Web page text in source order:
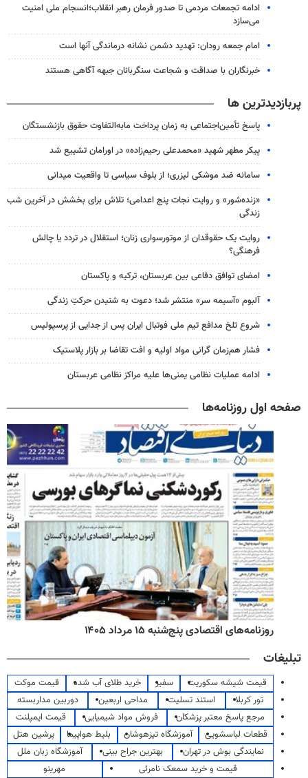
ادامه تجمعات مردمی تا صدور فرمان رهبر انقلاب؛انسجام ملی امنیت‌
می‌سازد
امام جمعه رودان: تهدید دشمن نشانه درماندگی آنها است
خبرنگاران با صداقت و شجاعت سنگربانان جبهه آگاهی هستند
پربازدیدترین ها
پاسخ تأمین‌اجتماعی به زمان پرداخت مابه‌التفاوت حقوق بازنشستگان
پیکر مطهر شهید «محمدعلی رحیم‌زاده» در اورامان تشییع شد
سامانه ضد موشکی لیزری؛ از بلوف سیاسی تا واقعیت میدانی
«زنده‌شور» و روایت نجات پنج اعدامی؛ تلاش برای بخشش در آخرین شب
زندگی
روایت یک حقوقدان از موتورسواری زنان؛ استقلال در تردد یا چالش
فرهنگی؟
امضای توافق دفاعی بین عربستان، ترکیه و پاکستان
آلبوم «آسیمه سر» منتشر شد؛ دعوت به شنیدن حرکتِ زندگی
شروع تلخ مدافع تیم ملی فوتبال ایران پس از جدایی از پرسپولیس
فشار هم‌زمان گرانی مواد اولیه و افت تقاضا بر بازار پلاستیک
ادامه عملیات نظامی یمنی‌ها علیه مراکز نظامی عربستان
صفحه اول روزنامه‌ها
روزنامه‌های اقتصادی پنج‌شنبه ۱۵ مرداد ۱۴۰۵
تبلیغات
قیمت شیشه سکوریت سفیر خرید طلای آب شده
قیمت موکت
تور کربلا
استند تسلیت مداحی اربعین
دوربین مداربسته
مرجع پاسخ معتبر پزشکان
فروش مواد شیمیایی
قیمت ایمپلنت
قطعات لباسشویی
آموزشگاه تیزهوشان بلیط هواپیما
پرشین هتل
نمایندگی بوش در تهران
بهترین جراح بینی
آموزشگاه زبان ملل
قیمت و خرید سمعک نامرئی
مهرینو